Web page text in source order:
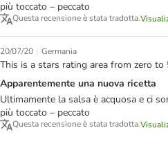
più toccato – peccato
Questa recensione è stata tradotta.
20/07/20 | Germania
This is a stars rating area from zero to
Apparentemente una nuova ricetta
Ultimamente la salsa è acquosa e ci
più toccato – peccato
Questa recensione è stata tradotta.